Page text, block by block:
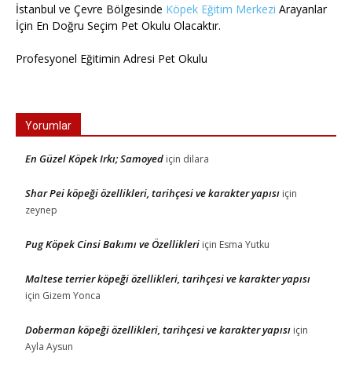
İstanbul ve Çevre Bölgesinde Köpek Eğitim Merkezi Arayanlar
İçin En Doğru Seçim Pet Okulu Olacaktır.
Profesyonel Eğitimin Adresi Pet Okulu
Yorumlar
En Güzel Köpek Irkı; Samoyed için dilara
Shar Pei köpeği özellikleri, tarihçesi ve karakter yapısı için
zeynep
Pug Köpek Cinsi Bakımı ve Özellikleri için Esma Yutku
Maltese terrier köpeği özellikleri, tarihçesi ve karakter yapısı
için Gizem Yonca
Doberman köpeği özellikleri, tarihçesi ve karakter yapısı için
Ayla Aysun